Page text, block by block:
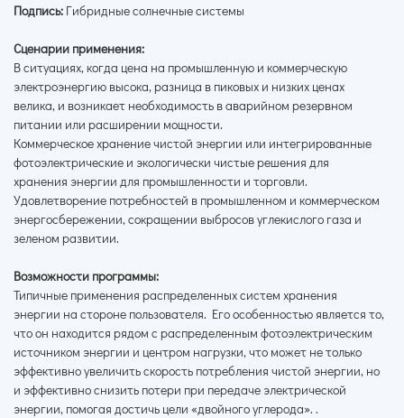
Подпись: Гибридные солнечные системы
Сценарии применения:
В ситуациях, когда цена на промышленную и коммерческую
электроэнергию высока, разница в пиковых и низких ценах
велика, и возникает необходимость в аварийном резервном
питании или расширении мощности.
Коммерческое хранение чистой энергии или интегрированные
фотоэлектрические и экологически чистые решения для
хранения энергии для промышленности и торговли.
Удовлетворение потребностей в промышленном и коммерческом
энергосбережении, сокращении выбросов углекислого газа и
зеленом развитии.
Возможности программы:
Типичные применения распределенных систем хранения
энергии на стороне пользователя. Его особенностью является то,
что он находится рядом с распределенным фотоэлектрическим
источником энергии и центром нагрузки, что может не только
эффективно увеличить скорость потребления чистой энергии, но
и эффективно снизить потери при передаче электрической
энергии, помогая достичь цели «двойного углерода». .